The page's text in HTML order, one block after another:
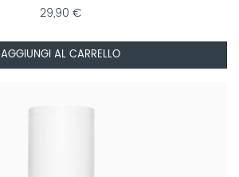
29,90 €
AGGIUNGI AL CARRELLO